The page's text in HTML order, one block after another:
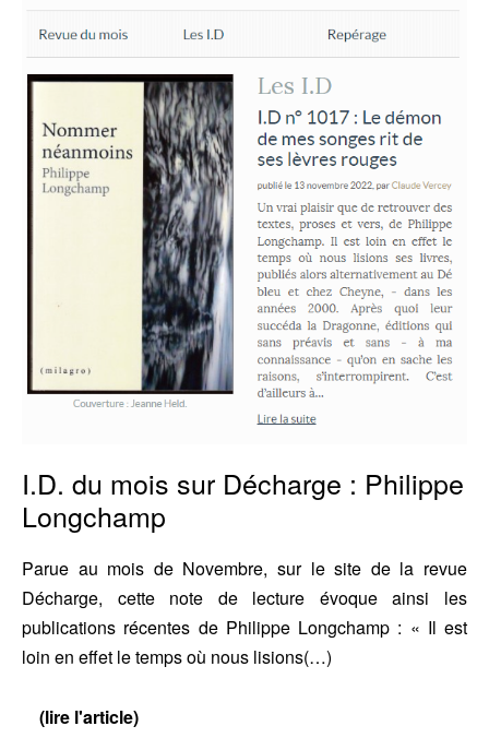
mois
sur
Décharge
Philippe
Longchamp
I.D. du mois sur Décharge : Philippe
Longchamp
Parue au mois de Novembre, sur le site de la revue
Décharge, cette note de lecture évoque ainsi les
publications récentes de Philippe Longchamp : « Il est
loin en effet le temps où nous lisions(…)
(lire l'article)
I.D.